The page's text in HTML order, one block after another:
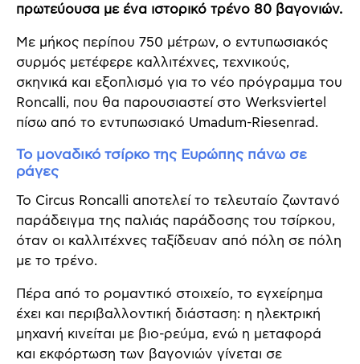
πρωτεύουσα με ένα ιστορικό τρένο 80 βαγονιών.
Με μήκος περίπου 750 μέτρων, ο εντυπωσιακός
συρμός μετέφερε καλλιτέχνες, τεχνικούς,
σκηνικά και εξοπλισμό για το νέο πρόγραμμα του
Roncalli, που θα παρουσιαστεί στο Werksviertel
πίσω από το εντυπωσιακό Umadum-Riesenrad.
Το μοναδικό τσίρκο της Ευρώπης πάνω σε
ράγες
Το Circus Roncalli αποτελεί το τελευταίο ζωντανό
παράδειγμα της παλιάς παράδοσης του τσίρκου,
όταν οι καλλιτέχνες ταξίδευαν από πόλη σε πόλη
με το τρένο.
Πέρα από το ρομαντικό στοιχείο, το εγχείρημα
έχει και περιβαλλοντική διάσταση: η ηλεκτρική
μηχανή κινείται με βιο-ρεύμα, ενώ η μεταφορά
και εκφόρτωση των βαγονιών γίνεται σε